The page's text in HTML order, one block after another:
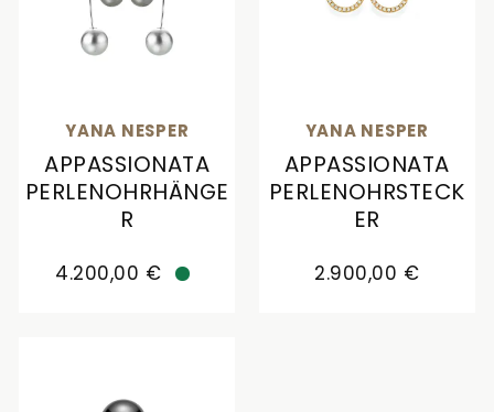
YANA NESPER
APPASSIONATA
PERLENOHRHÄNGE
R
4.200,00 €
YANA NESPER
APPASSIONATA
PERLENOHRSTECK
ER
2.900,00 €